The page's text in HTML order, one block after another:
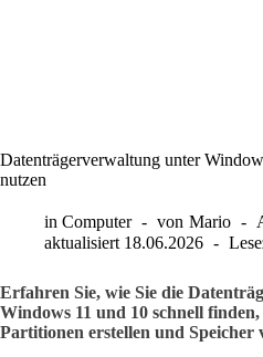
Datenträgerverwaltung unter
nutzen
in Computer von Mario
aktualisiert 18.06.2026
Erfahren Sie, wie Sie die
Windows 11 und 10 schnell
Partitionen erstellen und Speicher